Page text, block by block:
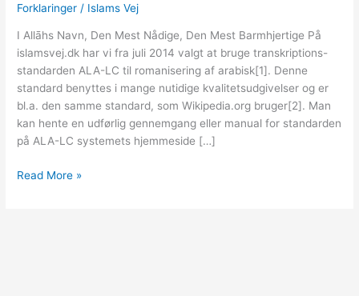
Forklaringer / Islams Vej
I Allāhs Navn, Den Mest Nådige, Den Mest Barmhjertige På
islamsvej.dk har vi fra juli 2014 valgt at bruge transkriptions-
standarden ALA-LC til romanisering af arabisk[1]. Denne
standard benyttes i mange nutidige kvalitetsudgivelser og er
bl.a. den samme standard, som Wikipedia.org bruger[2]. Man
kan hente en udførlig gennemgang eller manual for standarden
på ALA-LC systemets hjemmeside […]
Transkription
Read More »